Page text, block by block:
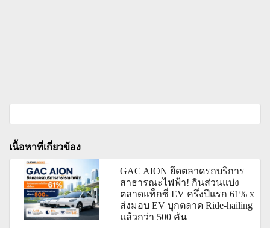
เนื้อหาที่เกี่ยวข้อง
GAC AION ยึดตลาดรถบริการ
สาธารณะไฟฟ้า! กินส่วนแบ่ง
ตลาดแท็กซี่ EV ครึ่งปีแรก 61% x
ส่งมอบ EV บุกตลาด Ride-hailing
แล้วกว่า 500 คัน